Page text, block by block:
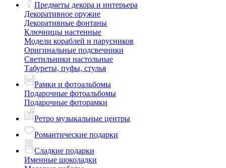
Предметы декора и интерьера
Декоративное оружие
Декоративные фонтаны
Ключницы настенные
Модели кораблей и парусников
Оригинальные подсвечники
Светильники настольные
Табуреты, пуфы, стулья
Рамки и фотоальбомы
Подарочные фотоальбомы
Подарочные фоторамки
Ретро музыкальные центры
Романтические подарки
Сладкие подарки
Именные шоколадки